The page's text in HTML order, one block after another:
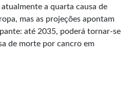
a quarta causa de
mas as projeções apontam
até 2035, poderá tornar-se
de morte por cancro em